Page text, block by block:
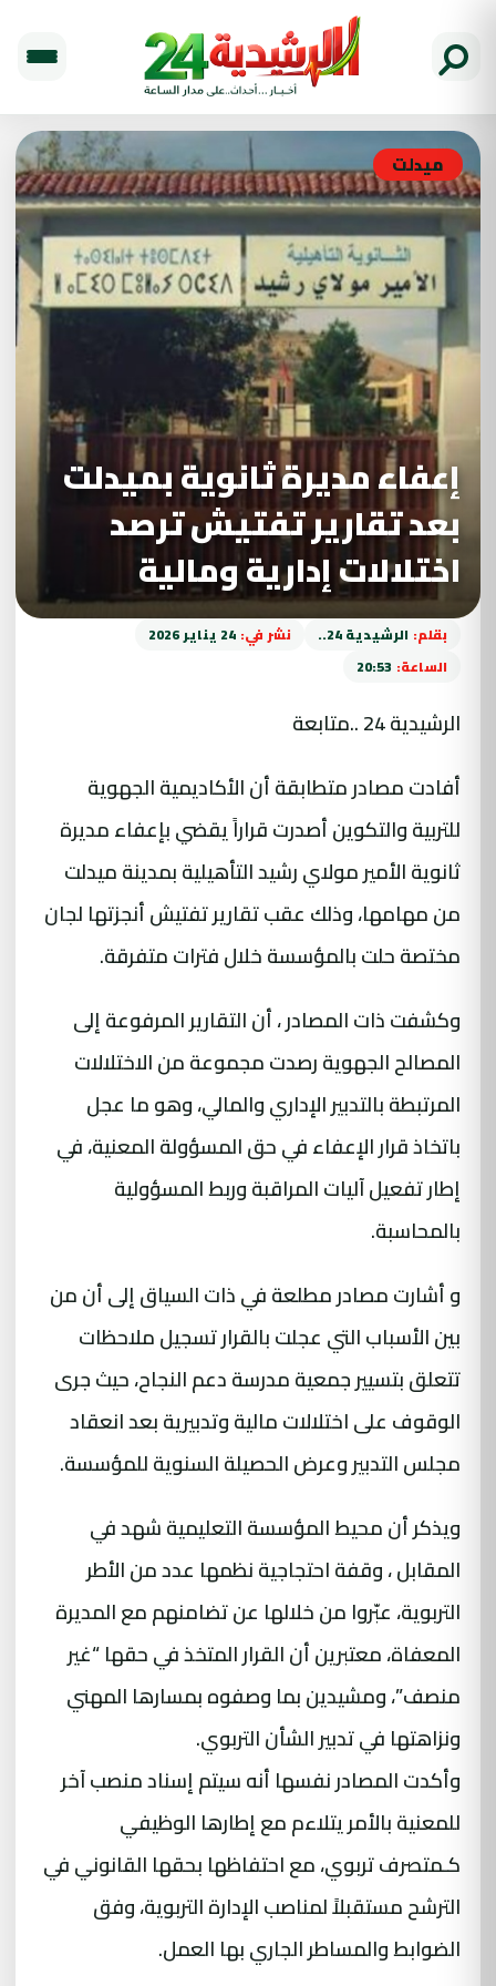
ميدلت
إعفاء مديرة ثانوية بميدلت
بعد تقارير تفتيش ترصد
اختلالات إدارية ومالية
بقلم: الرشيدية 24.. نشر في: 24 يناير 2026
الساعة: 20:53
الرشيدية 24 ..متابعة
أفادت مصادر متطابقة أن الأكاديمية الجهوية
للتربية والتكوين أصدرت قراراً يقضي بإعفاء مديرة
ثانوية الأمير مولاي رشيد التأهيلية بمدينة ميدلت
من مهامها، وذلك عقب تقارير تفتيش أنجزتها لجان
مختصة حلت بالمؤسسة خلال فترات متفرقة.
وكشفت ذات المصادر ، أن التقارير المرفوعة إلى
المصالح الجهوية رصدت مجموعة من الاختلالات
المرتبطة بالتدبير الإداري والمالي، وهو ما عجل
باتخاذ قرار الإعفاء في حق المسؤولة المعنية، في
إطار تفعيل آليات المراقبة وربط المسؤولية
بالمحاسبة.
و أشارت مصادر مطلعة في ذات السياق إلى أن من
بين الأسباب التي عجلت بالقرار تسجيل ملاحظات
تتعلق بتسيير جمعية مدرسة دعم النجاح، حيث جرى
الوقوف على اختلالات مالية وتدبيرية بعد انعقاد
مجلس التدبير وعرض الحصيلة السنوية للمؤسسة.
ويذكر أن محيط المؤسسة التعليمية شهد في
المقابل ، وقفة احتجاجية نظمها عدد من الأطر
التربوية، عبّروا من خلالها عن تضامنهم مع المديرة
المعفاة، معتبرين أن القرار المتخذ في حقها “غير
منصف”، ومشيدين بما وصفوه بمسارها المهني
ونزاهتها في تدبير الشأن التربوي.
وأكدت المصادر نفسها أنه سيتم إسناد منصب آخر
للمعنية بالأمر يتلاءم مع إطارها الوظيفي
كـمتصرف تربوي، مع احتفاظها بحقها القانوني في
الترشح مستقبلاً لمناصب الإدارة التربوية، وفق
الضوابط والمساطر الجاري بها العمل.